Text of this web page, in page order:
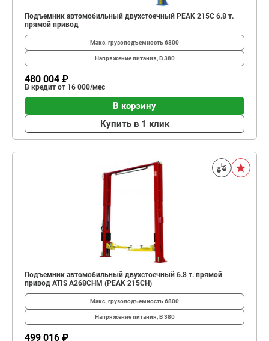
Подъемник автомобильный двухстоечный PEAK 215C 6.8 т.
прямой привод
Макс. грузоподъемность6800
Напряжение питания, В380
480 004 ₽
В кредит от 16 000/мес
В корзину
Купить в 1 клик
Подъемник автомобильный двухстоечный 6.8 т. прямой
привод ATIS A268CHM (PEAK 215CH)
Макс. грузоподъемность6800
Напряжение питания, В380
499 016 ₽